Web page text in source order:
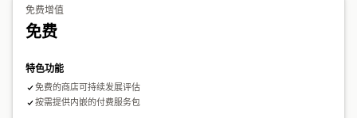
免费增值
免费
特色功能
免费的商店可持续发展评估
按需提供内嵌的付费服务包